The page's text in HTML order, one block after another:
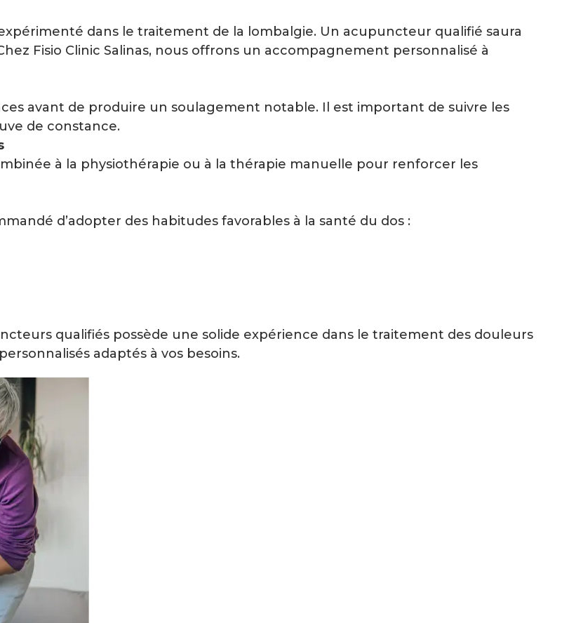
dans le traitement de la lombalgie. Un acupuncteur qualifié saura
Fisio Clinic Salinas, nous offrons un accompagnement personnalisé à
avant de produire un soulagement notable. Il est important de suivre les
de constance.
à la physiothérapie ou à la thérapie manuelle pour renforcer les
d’adopter des habitudes favorables à la santé du dos :
qualifiés possède une solide expérience dans le traitement des douleurs
adaptés à vos besoins.